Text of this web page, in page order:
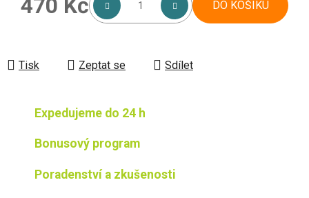
DO KOŠÍKU
Tisk Zeptat se Sdílet
Expedujeme do 24 h
Bonusový program
Poradenství a zkušenosti